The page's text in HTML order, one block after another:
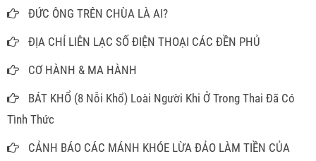
ĐỨC ÔNG TRÊN CHÙA LÀ AI?
ĐỊA CHỈ LIÊN LẠC SỐ ĐIỆN THOẠI CÁC ĐỀN PHỦ
CƠ HÀNH & MA HÀNH
BÁT KHỔ (8 Nỗi Khổ) Loài Người Khi Ở Trong Thai Đã Có
Tình Thức
CẢNH BÁO CÁC MÁNH KHÓE LỪA ĐẢO LÀM TIỀN CỦA